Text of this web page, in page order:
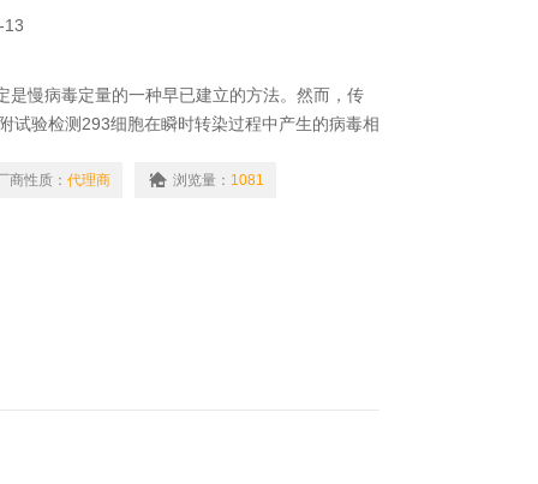
13
是慢病毒定量的一种早已建立的方法。然而，传
试验检测293细胞在瞬时转染过程中产生的病毒相
商性质： 代理商 浏览量： 1081